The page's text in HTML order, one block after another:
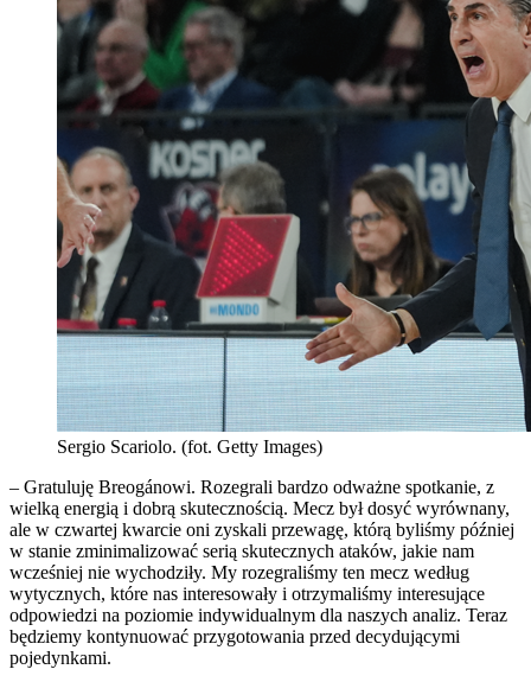
Sergio Scariolo. (fot. Getty Images)
– Gratuluję Breogánowi. Rozegrali bardzo odważne spotkanie, z
wielką energią i dobrą skutecznością. Mecz był dosyć wyrównany,
ale w czwartej kwarcie oni zyskali przewagę, którą byliśmy później
w stanie zminimalizować serią skutecznych ataków, jakie nam
wcześniej nie wychodziły. My rozegraliśmy ten mecz według
wytycznych, które nas interesowały i otrzymaliśmy interesujące
odpowiedzi na poziomie indywidualnym dla naszych analiz. Teraz
będziemy kontynuować przygotowania przed decydującymi
pojedynkami.